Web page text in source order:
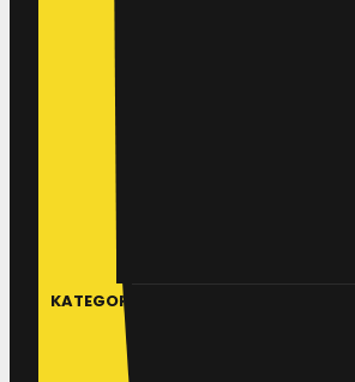
KATEGORIJE